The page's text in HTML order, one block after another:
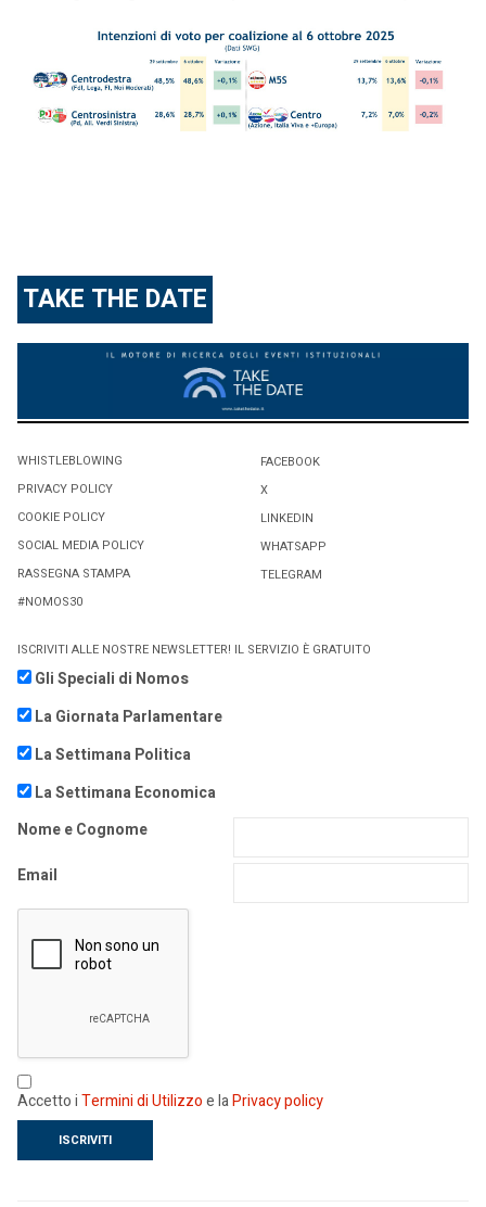
TAKE THE DATE
WHISTLEBLOWING
PRIVACY POLICY
COOKIE POLICY
SOCIAL MEDIA POLICY
RASSEGNA STAMPA
#NOMOS30
FACEBOOK
X
LINKEDIN
WHATSAPP
TELEGRAM
ISCRIVITI ALLE NOSTRE NEWSLETTER! IL SERVIZIO È GRATUITO
Gli Speciali di Nomos
La Giornata Parlamentare
La Settimana Politica
La Settimana Economica
Nome e Cognome
Email
Accetto iTermini di Utilizzoe laPrivacy policy